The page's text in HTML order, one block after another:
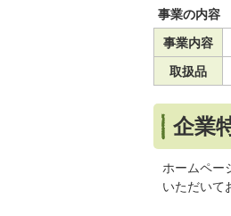
事業の内容
事業内容
取扱品
企業
ホームペー
いただいて